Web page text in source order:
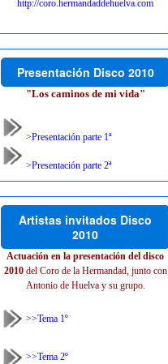
http://coro.hermandaddehuelva.com
Presentación Disco 2010
"Los caminos de mi vida"
>Presentación parte 1ª
>Presentación parte 2ª
Artistas invitados Disco
2010
Actuación en la presentación del disco
2010del Coro de la Hermandad, junto con
Antonio de Huelva y su grupo.
>>Tema 1º
>>Tema 2º